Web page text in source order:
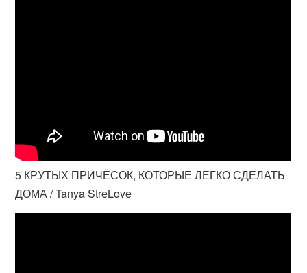
5 КРУТЫХ ПРИЧЁСОК, КОТОРЫЕ ЛЕГКО СДЕЛАТЬ
ДОМА / Tanya StreLove